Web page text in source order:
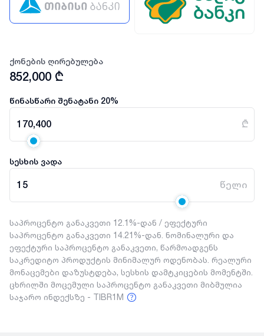
ქონების ღირებულება
852,000 ₾
წინასწარი შენატანი 20%
170,400 ₾
სესხის ვადა
15 წელი
საპროცენტო განაკვეთი 12.1%-დან / ეფექტური
საპროცენტო განაკვეთი 14.21%-დან. ნომინალური და
ეფექტური საპროცენტო განაკვეთი, წარმოადგენს
საკრედიტო პროდუქტის მინიმალურ ოდენობას. რეალური
მონაცემები დაზუსტდება, სესხის დამტკიცების მომენტში.
ცხრილში მოცემული საპროცენტო განაკვეთი მიბმულია
საჯარო ინდექსზე - TIBR1M